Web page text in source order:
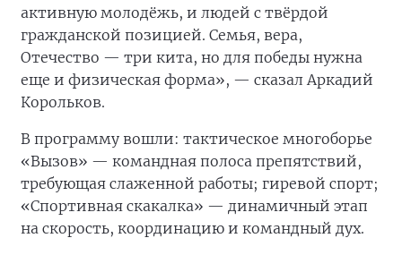
активную молодёжь, и людей с твёрдой
гражданской позицией. Семья, вера,
Отечество — три кита, но для победы нужна
еще и физическая форма», — сказал Аркадий
Корольков.
В программу вошли: тактическое многоборье
«Вызов» — командная полоса препятствий,
требующая слаженной работы; гиревой спорт;
«Спортивная скакалка» — динамичный этап
на скорость, координацию и командный дух.